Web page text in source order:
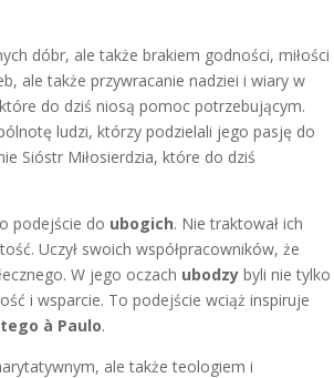
dóbr, ale także brakiem godności, miłości
ale także przywracanie nadziei i wiary w
do dziś niosą pomoc potrzebującym.
ludzi, którzy podzielali jego pasję do
Sióstr Miłosierdzia, które do dziś
podejście do ubogich. Nie traktował ich
Uczył swoich współpracowników, że
W jego oczach ubodzy byli nie tylko
i wsparcie. To podejście wciąż inspiruje
à Paulo.
ale także teologiem i